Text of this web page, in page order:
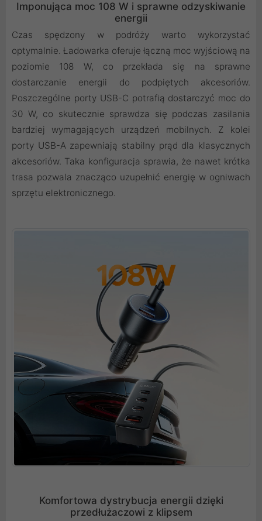
Imponująca moc 108 W i sprawne odzyskiwanie
energii
Czas spędzony w podróży warto wykorzystać
optymalnie. Ładowarka oferuje łączną moc wyjściową na
poziomie 108 W, co przekłada się na sprawne
dostarczanie energii do podpiętych akcesoriów.
Poszczególne porty USB-C potrafią dostarczyć moc do
30 W, co skutecznie sprawdza się podczas zasilania
bardziej wymagających urządzeń mobilnych. Z kolei
porty USB-A zapewniają stabilny prąd dla klasycznych
akcesoriów. Taka konfiguracja sprawia, że nawet krótka
trasa pozwala znacząco uzupełnić energię w ogniwach
sprzętu elektronicznego.
Komfortowa dystrybucja energii dzięki
przedłużaczowi z klipsem